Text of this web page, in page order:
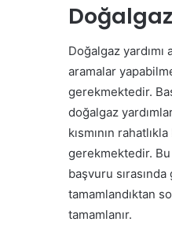
Doğalgaz
aramalar
gerekmektedir.
doğalgaz
kısmının
gerekmektedir.
başvuru
tamamlandıktan
tamamlanır.